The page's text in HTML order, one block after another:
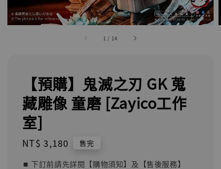
1 / 14
【預購】鬼滅之刃 GK 蒐
藏雕像 童磨 [Zayico工作
室]
Regular
NT$ 3,180 售完
⏹︎ 下訂前請先詳閱【購物須知】及【售後服務】